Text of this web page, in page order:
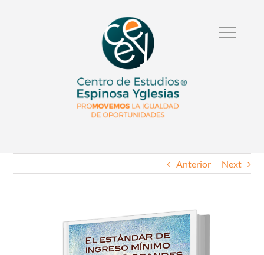
Anterior Next